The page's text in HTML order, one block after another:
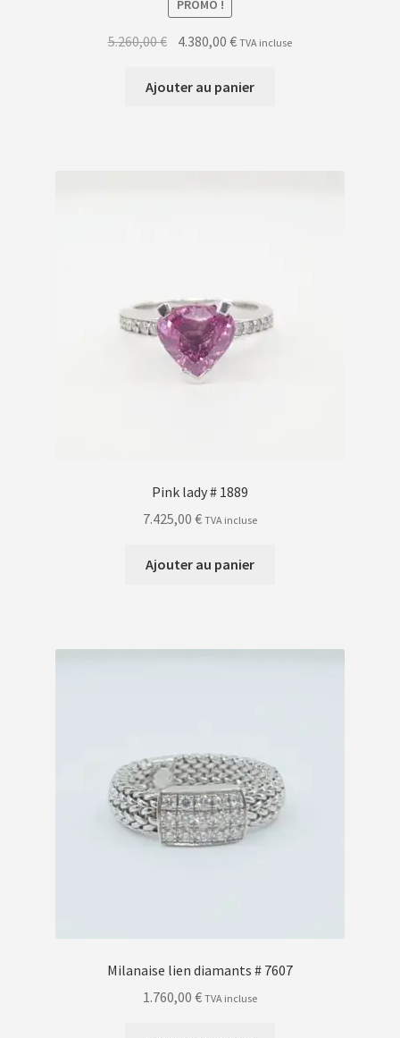
PROMO !
5.260,00€ Le
initial
4.380,00€Le
actuel
TVA incluse
Ajouter au panier
Pink lady # 1889
7.425,00 € TVA incluse
Ajouter au panier
Milanaise lien diamants # 7607
1.760,00 € TVA incluse